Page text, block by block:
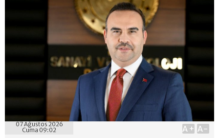
07 Ağustos 2026
Cuma 09:02
A+ A-